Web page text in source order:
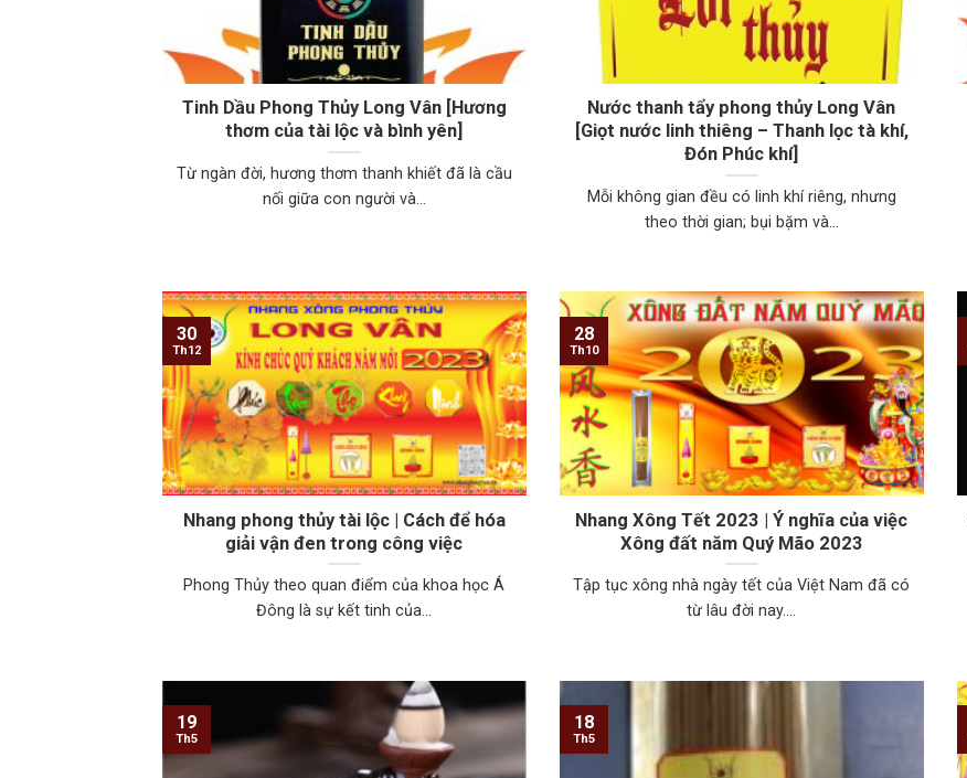
Tinh Dầu Phong Thủy Long Vân [Hương
thơm của tài lộc và bình yên]
Từ ngàn đời, hương thơm thanh khiết đã là cầu
nối giữa con người và...
Nước thanh tẩy phong thủy Long Vân
[Giọt nước linh thiêng – Thanh lọc tà khí,
Đón Phúc khí]
Mỗi không gian đều có linh khí riêng, nhưng
theo thời gian; bụi bặm và...
Nhang phong thủy tài lộc | Cách để hóa
giải vận đen trong công việc
Phong Thủy theo quan điểm của khoa học Á
Đông là sự kết tinh của...
30
Th12
Nhang Xông Tết 2023 | Ý nghĩa của việc
Xông đất năm Quý Mão 2023
Tập tục xông nhà ngày tết của Việt Nam đã có
từ lâu đời nay....
28
Th10
19
Th5
18
Th5